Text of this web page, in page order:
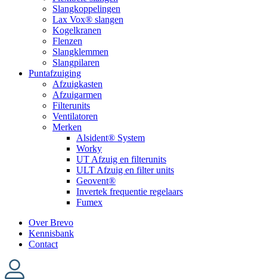
Slangkoppelingen
Lax Vox® slangen
Kogelkranen
Flenzen
Slangklemmen
Slangpilaren
Puntafzuiging
Afzuigkasten
Afzuigarmen
Filterunits
Ventilatoren
Merken
Alsident® System
Worky
UT Afzuig en filterunits
ULT Afzuig en filter units
Geovent®
Invertek frequentie regelaars
Fumex
Over Brevo
Kennisbank
Contact